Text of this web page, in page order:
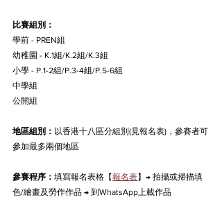
比賽組別：
學前 - PREN組
幼稚園 - K.1組/K.2組/K.3組
小學 - P.1-2組/P.3-4組/P.5-6組
中學組
公開組
地區組別： 以香港十八區分組別(見報名表)，參賽者可
參加最多兩個地區
參賽程序： 填寫報名表格【報名表】→ 拍攝或掃描填
色/繪畫及勞作作品 → 到WhatsApp上載作品